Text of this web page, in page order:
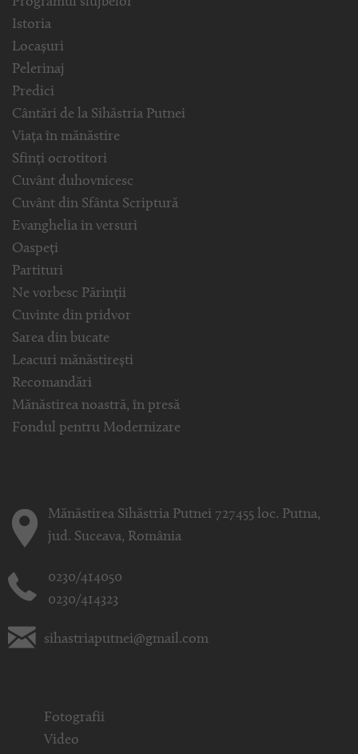
Istoria
Locașuri
Pelerinaj
Predici
Cântări de la Sihăstria Putnei
Viața în mănăstire
Sfinți ocrotitori
Cuvânt duhovnicesc
Cuvânt din Sfânta Scriptură
Evanghelia in versuri
Oaspeți
Partituri
Ne vorbesc Părinții
Cuvinte din pridvor
Sarea din bucate
Leacuri mănăstirești
Recomandări
Mănăstirea noastră, în presă
Fondul pentru Modernizare
Mănăstirea Sihăstria Putnei 727455 loc. Putna,
jud. Suceava, România
0230/414050
0230/414323
sihastriaputnei@gmail.com
Fotografii
Video